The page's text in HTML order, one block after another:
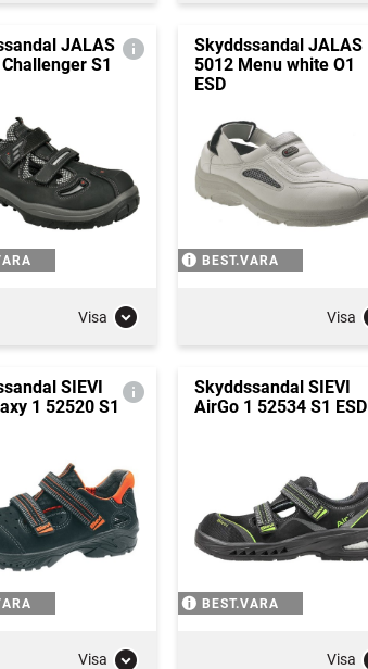
JALAS
S1
Visa
Skyddssandal JALAS
5012 Menu white O1
ESD
BEST.VARA
Visa
SIEVI
1 52520 S1
Visa
Skyddssandal SIEVI
AirGo 1 52534 S1 ESD
BEST.VARA
Visa